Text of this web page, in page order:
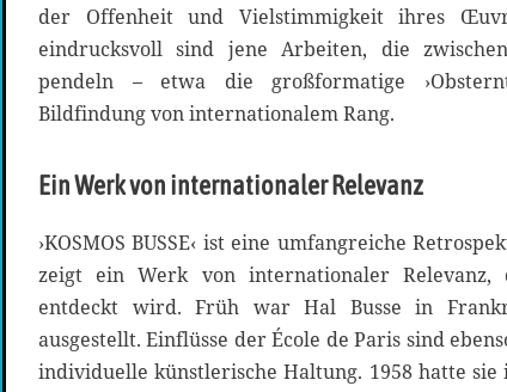
der Offenheit und Vielstimmigkeit ihres
eindrucksvoll sind jene Arbeiten, die
pendeln – etwa die großformatige
Bildfindung von internationalem Rang.
Ein Werk von internationaler Relevanz
›KOSMOS BUSSE‹ ist eine umfangreiche
zeigt ein Werk von internationaler Relevanz,
entdeckt wird. Früh war Hal Busse in
ausgestellt. Einflüsse der École de Paris sind
individuelle künstlerische Haltung. 1958 hatte